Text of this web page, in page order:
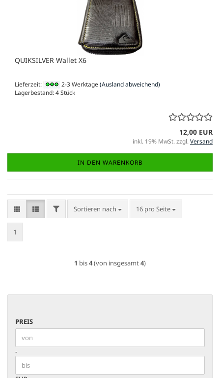
QUIKSILVER Wallet X6
Lieferzeit: 2-3 Werktage(Ausland abweichend)
Lagerbestand: 4 Stück
12,00 EUR
inkl. 19% MwSt. zzgl.Versand
IN DEN WARENKORB
FILTERSortieren nach
Sortieren nach 16 pro Seite
pro Seite
1
1 bis4(von insgesamt4)
PREIS
PREIS
Preis bis
-